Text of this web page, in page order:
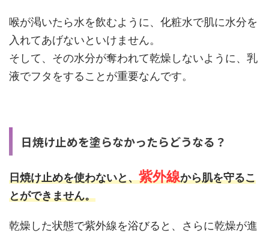
喉が渇いたら水を飲むように、化粧水で肌に水分を
入れてあげないといけません。
そして、その水分が奪われて乾燥しないように、乳
液でフタをすることが重要なんです。
日焼け止めを塗らなかったらどうなる？
日焼け止めを使わないと、紫外線から肌を守るこ
とができません。
乾燥した状態で紫外線を浴びると、さらに乾燥が進